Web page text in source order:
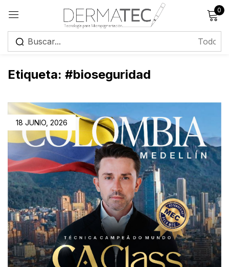
0
Etiqueta: #bioseguridad
18 JUNIO, 2026
Registrarse
Recuérdame
¿Has olvidado tu contraseña?
Iniciar sesión
Crear una cuenta